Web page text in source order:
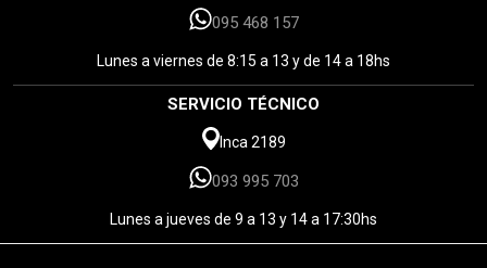
095 468 157
Lunes a viernes de 8:15 a 13 y de 14 a 18hs
SERVICIO TÉCNICO
Inca 2189
093 995 703
Lunes a jueves de 9 a 13 y 14 a 17:30hs